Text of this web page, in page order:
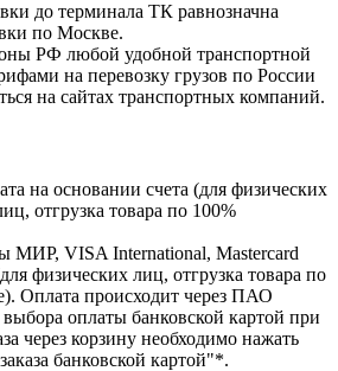
до терминала ТК равнозначна
по Москве.
РФ любой удобной транспортной
на перевозку грузов по России
на сайтах транспортных компаний.
на основании счета (для физических
отгрузка товара по 100%
МИР, VISA International, Mastercard
физических лиц, отгрузка товара по
Оплата происходит через ПАО
оплаты банковской картой при
через корзину необходимо нажать
банковской картой"*.